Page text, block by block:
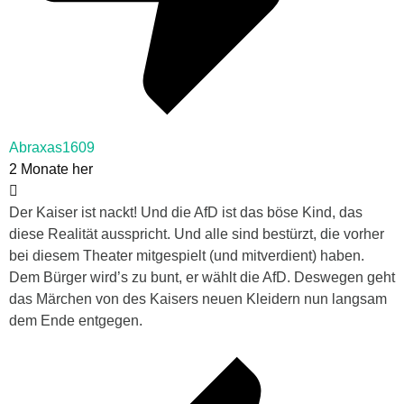
Abraxas1609
2 Monate her
Der Kaiser ist nackt! Und die AfD ist das böse Kind, das
diese Realität ausspricht. Und alle sind bestürzt, die vorher
bei diesem Theater mitgespielt (und mitverdient) haben.
Dem Bürger wird’s zu bunt, er wählt die AfD. Deswegen geht
das Märchen von des Kaisers neuen Kleidern nun langsam
dem Ende entgegen.